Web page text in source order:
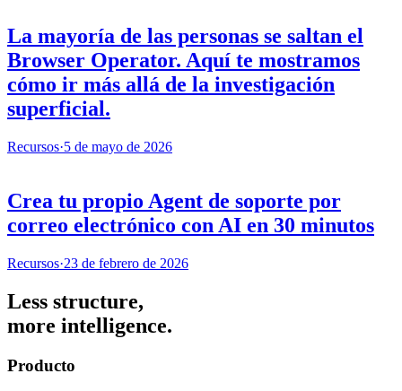
La mayoría de las personas se saltan el
Browser Operator. Aquí te mostramos
cómo ir más allá de la investigación
superficial.
Recursos·5 de mayo de 2026
Crea tu propio Agent de soporte por
correo electrónico con AI en 30 minutos
Recursos·23 de febrero de 2026
Less structure,
more intelligence.
Producto